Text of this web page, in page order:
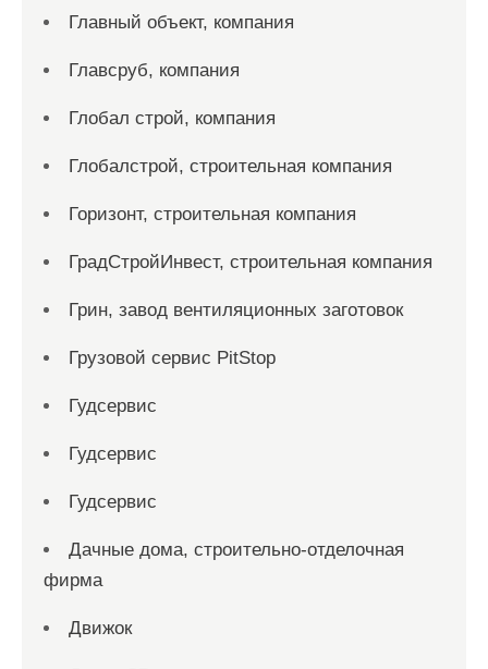
Главный объект, компания
Главсруб, компания
Глобал строй, компания
Глобалстрой, строительная компания
Горизонт, строительная компания
ГрадСтройИнвест, строительная компания
Грин, завод вентиляционных заготовок
Грузовой сервис PitStop
Гудсервис
Гудсервис
Гудсервис
Дачные дома, строительно-отделочная
фирма
Движок